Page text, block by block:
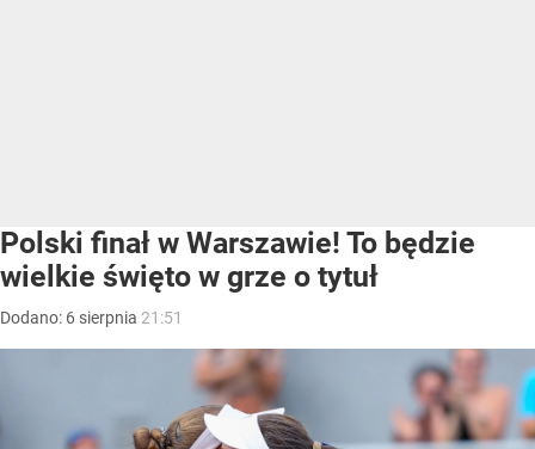
Polski finał w Warszawie! To będzie
wielkie święto w grze o tytuł
Dodano: 6 sierpnia 21:51